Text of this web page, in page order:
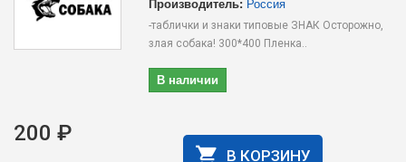
-таблички и знаки типовые ЗНАК Осторожно,
злая собака! 300*400 Пленка..
В наличии
200 ₽
В КОРЗИНУ